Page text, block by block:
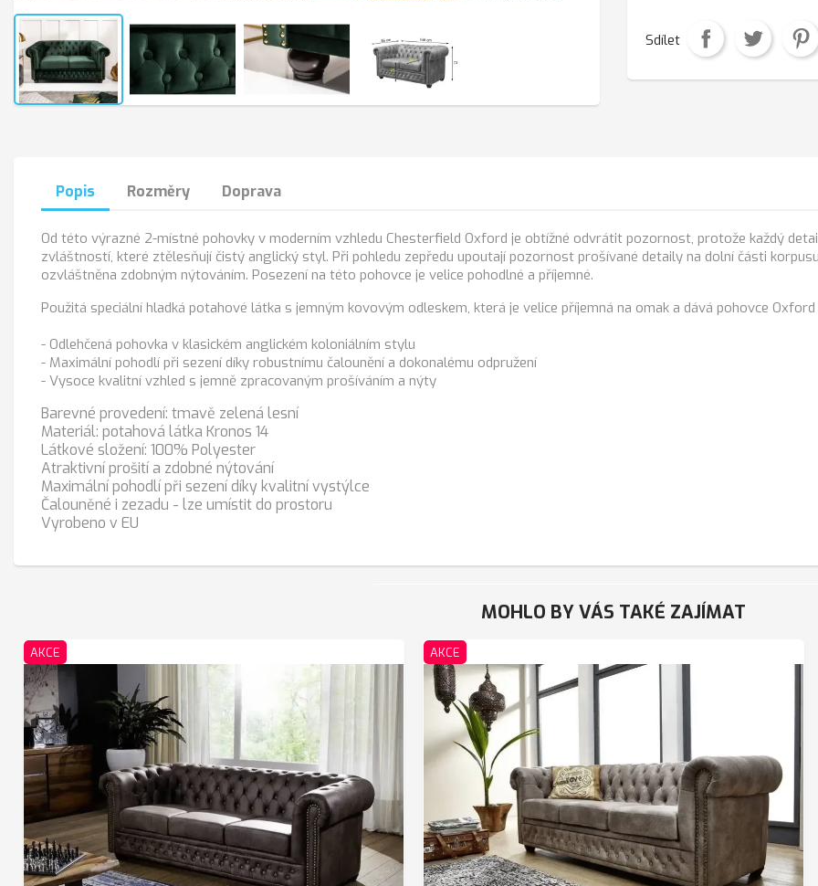
Sdílet
Popis Rozměry Doprava
Od této výrazné 2-místné pohovky v moderním vzhledu Chesterfield Oxford je obtížné odvrátit pozornost, protože každý
zvláštností, které ztělesňují čistý anglický styl. Při pohledu zepředu upoutají pozornost prošívané detaily na dolní části
ozvláštněna zdobným nýtováním. Posezení na této pohovce je velice pohodlné a příjemné.
Použitá speciální hladká potahové látka s jemným kovovým odleskem, která je velice příjemná na omak a dává pohovce
- Odlehčená pohovka v klasickém anglickém koloniálním stylu
- Maximální pohodlí při sezení díky robustnímu čalounění a dokonalému odpružení
- Vysoce kvalitní vzhled s jemně zpracovaným prošíváním a nýty
Barevné provedení: tmavě zelená lesní
Materiál: potahová látka Kronos 14
Látkové složení: 100% Polyester
Atraktivní prošití a zdobné nýtování
Maximální pohodlí při sezení díky kvalitní vystýlce
Čalouněné i zezadu - lze umístit do prostoru
Vyrobeno v EU
MOHLO BY VÁS TAKÉ ZAJÍMAT
AKCE AKCE